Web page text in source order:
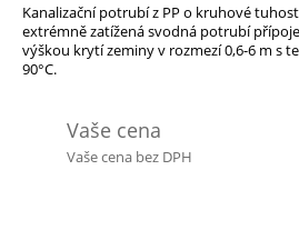
Kanalizační potrubí z PP o kruhové
extrémně zatížená svodná potrubí
výškou krytí zeminy v rozmezí 0,6-6 m s
90°C.
Vaše cena
Vaše cena bez DPH